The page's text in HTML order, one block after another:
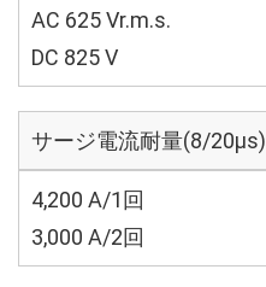
AC 625 Vr.m.s.
DC 825 V
サージ電流耐量(8/20μs)
4,200 A/1回
3,000 A/2回